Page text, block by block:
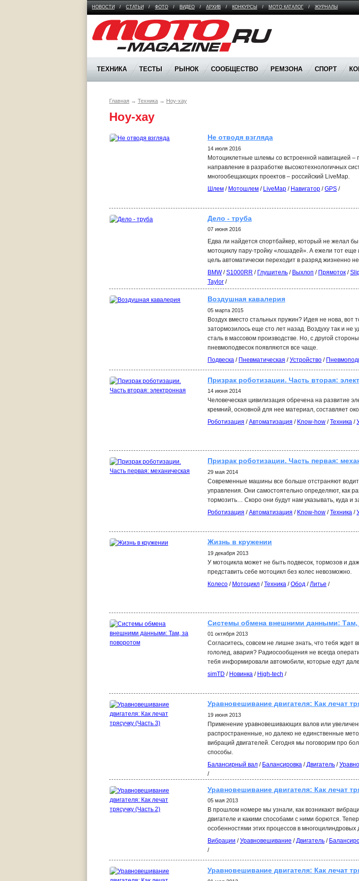
НОВОСТИ / СТАТЬИ / ФОТО / ВИДЕО / АРХИВ / КОНКУРСЫ / МОТО КАТАЛОГ / ЖУРНАЛЫ
Moto Magazine
ТЕХНИКА ТЕСТЫ РЫНОК СООБЩЕСТВО РЕМЗОНА СПОРТ
Главная → Техника → Ноу-хау
Ноу-хау
Не отводя взгляда
14 июля 2016
Мотоциклетные шлемы со встроенной навигацией –
направление в разработке высокотехнологичных
многообещающих проектов – российский LiveMap.
Шлем / Мотошлем / LiveMap / Навигатор /GPS /
Дело - труба
07 июня 2016
Едва ли найдется спортбайкер, который не желал
мотоциклу пару-тройку «лошадей». А ежели тот еще
цель автоматически переходит в разряд жизненно
BMW/S1000RR / Глушитель / Выхлоп / Прямоток /
Taylor /
Воздушная кавалерия
05 марта 2015
Воздух вместо стальных пружин? Идея не нова, вот
затормозилось еще сто лет назад. Воздуху так и не
сталь в массовом производстве. Но, с другой
пневмоподвесок появляются все чаще.
Подвеска / Пневматическая /Устройство /
Призрак роботизации. Часть вторая:
14 июня 2014
Человеческая цивилизация обречена на развитие
кремний, основной для нее материал, составляет
Роботизация /Автоматизация / Know-how /Техника /
Призрак роботизации. Часть первая:
29 мая 2014
Современные машины все больше отстраняют
управления. Они самостоятельно определяют, как
тормозить… Скоро они будут нам указывать, куда и
Роботизация /Автоматизация / Know-how /Техника /
Жизнь в кружении
19 декабря 2013
У мотоцикла может не быть подвесок, тормозов и
представить себе мотоцикл без колес невозможно.
Колесо / Мотоцикл /Техника /Обод / Литье /
Системы обмена внешними данными: Там,
01 октября 2013
Согласитесь, совсем не лишне знать, что тебя ждет
гололед, авария? Радиосообщения не всегда
тебя информировали автомобили, которые едут
simTD / Новинка / High-tech /
Уравновешивание двигателя: Как лечат
19 июня 2013
Применение уравновешивающих валов или
распространенные, но далеко не единственные
вибраций двигателей. Сегодня мы поговорим про
способы.
Балансирный вал / Балансировка / Двигатель /
/
Уравновешивание двигателя: Как лечат
05 мая 2013
В прошлом номере мы узнали, как возникают
двигателе и какими способами с ними борются.
особенностями этих процессов в многоцилиндровых
Вибрации /Уравновешивание /Двигатель /
/
Уравновешивание двигателя: Как лечат